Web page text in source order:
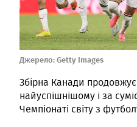
Джерело:Getty Images
Збірна Канади
найуспішнішому і за
Чемпіонаті світу з